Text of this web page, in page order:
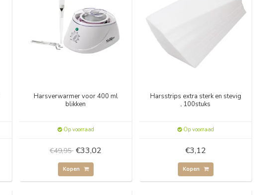
Harsverwarmer voor 400 ml
blikken
Op voorraad
€49,95 €33,02
Kopen
Harsstrips extra sterk en stevig
, 100stuks
Op voorraad
€3,12
Kopen